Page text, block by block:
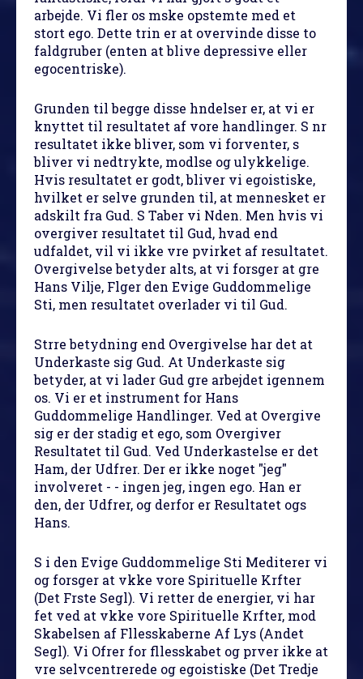
arbejde. Vi fler os mske opstemte med et
stort ego. Dette trin er at overvinde disse to
faldgruber (enten at blive depressive eller
egocentriske).
Grunden til begge disse hndelser er, at vi er
knyttet til resultatet af vore handlinger. S nr
resultatet ikke bliver, som vi forventer, s
bliver vi nedtrykte, modlse og ulykkelige.
Hvis resultatet er godt, bliver vi egoistiske,
hvilket er selve grunden til, at mennesket er
adskilt fra Gud. S Taber vi Nden. Men hvis vi
overgiver resultatet til Gud, hvad end
udfaldet, vil vi ikke vre pvirket af resultatet.
Overgivelse betyder alts, at vi forsger at gre
Hans Vilje, Flger den Evige Guddommelige
Sti, men resultatet overlader vi til Gud.
Strre betydning end Overgivelse har det at
Underkaste sig Gud. At Underkaste sig
betyder, at vi lader Gud gre arbejdet igennem
os. Vi er et instrument for Hans
Guddommelige Handlinger. Ved at Overgive
sig er der stadig et ego, som Overgiver
Resultatet til Gud. Ved Underkastelse er det
Ham, der Udfrer. Der er ikke noget "jeg"
involveret - - ingen jeg, ingen ego. Han er
den, der Udfrer, og derfor er Resultatet ogs
Hans.
S i den Evige Guddommelige Sti Mediterer vi
og forsger at vkke vore Spirituelle Krfter
(Det Frste Segl). Vi retter de energier, vi har
fet ved at vkke vore Spirituelle Krfter, mod
Skabelsen af Fllesskaberne Af Lys (Andet
Segl). Vi Ofrer for fllesskabet og prver ikke at
vre selvcentrerede og egoistiske (Det Tredje